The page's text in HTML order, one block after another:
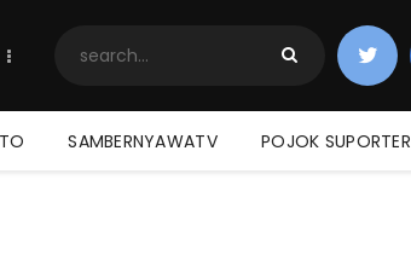
SAMBERNYAWATV POJOK SUPORTER
Terbaru
& Hasil